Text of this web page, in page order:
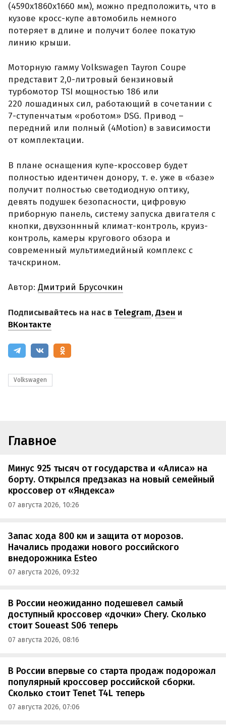
(4590х1860х1660 мм), можно предположить, что в
кузове кросс-купе автомобиль немного
потеряет в длине и получит более покатую
линию крыши.
Моторную гамму Volkswagen Tayron Coupe
представит 2,0-литровый бензиновый
турбомотор TSI мощностью 186 или
220 лошадиных сил, работающий в сочетании с
7-ступенчатым «роботом» DSG. Привод –
передний или полный (4Motion) в зависимости
от комплектации.
В плане оснащения купе-кроссовер будет
полностью идентичен донору, т. е. уже в «базе»
получит полностью светодиодную оптику,
девять подушек безопасности, цифровую
приборную панель, систему запуска двигателя с
кнопки, двухзоннный климат-контроль, круиз-
контроль, камеры кругового обзора и
современный мультимедийный комплекс с
тачскрином.
Автор: Дмитрий Брусочкин
Подписывайтесь на нас в Telegram,Дзен и
ВКонтакте
Volkswagen
Главное
Минус 925 тысяч от государства и «Алиса» на
борту. Открылся предзаказ на новый семейный
кроссовер от «Яндекса»
07 августа 2026, 10:26
Запас хода 800 км и защита от морозов.
Начались продажи нового российского
внедорожника Esteo
07 августа 2026, 09:32
В России неожиданно подешевел самый
доступный кроссовер «дочки» Chery. Сколько
стоит Soueast S06 теперь
07 августа 2026, 08:16
В России впервые со старта продаж подорожал
популярный кроссовер российской сборки.
Сколько стоит Tenet T4L теперь
07 августа 2026, 07:06